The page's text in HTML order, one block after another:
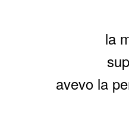
la
avevo la